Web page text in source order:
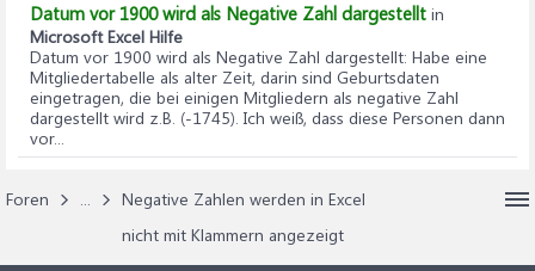
Datum vor 1900 wird als Negative Zahl dargestellt in
Microsoft Excel Hilfe
Datum vor 1900 wird als Negative Zahl dargestellt: Habe eine
Mitgliedertabelle als alter Zeit, darin sind Geburtsdaten
eingetragen, die bei einigen Mitgliedern als negative Zahl
dargestellt wird z.B. (-1745). Ich weiß, dass diese Personen dann
vor...
Foren ...
Negative Zahlen werden in Excel
nicht mit Klammern angezeigt